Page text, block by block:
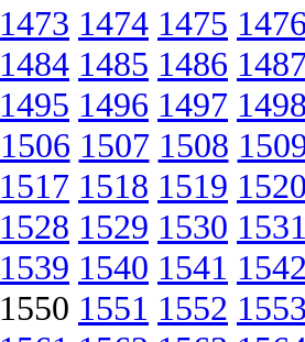
1473 1474 1475
1484 1485 1486
1495 1496 1497
1506 1507 1508
1517 1518 1519
1528 1529 1530
1539 1540 1541
1550 1551 1552